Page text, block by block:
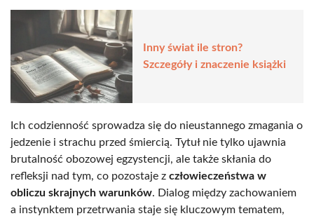
Inny świat ile stron?
Szczegóły i znaczenie książki
Ich codzienność sprowadza się do nieustannego zmagania o
jedzenie i strachu przed śmiercią. Tytuł nie tylko ujawnia
brutalność obozowej egzystencji, ale także skłania do
refleksji nad tym, co pozostaje z człowieczeństwa w
obliczu skrajnych warunków. Dialog między zachowaniem
a instynktem przetrwania staje się kluczowym tematem,